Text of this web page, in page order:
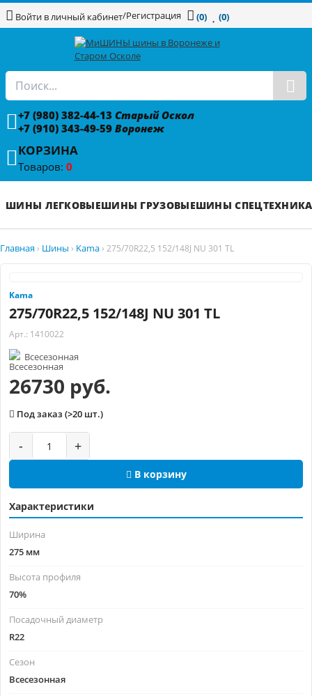
Войти в личный кабинет/Регистрация (0) (0)
+7 (980) 382-44-13 Старый Оскол
+7 (910) 343-49-59 Воронеж
КОРЗИНА
Товаров: 0
ШИНЫ ЛЕГКОВЫЕШИНЫ ГРУЗОВЫЕШИНЫ СПЕЦТЕХНИКА
Главная › Шины › Kama › 275/70R22,5 152/148J NU 301 TL
Kama
275/70R22,5 152/148J NU 301 TL
Арт.: 1410022
Всесезонная
26730 руб.
Под заказ (>20 шт.)
- +
В корзину
Характеристики
Ширина
275 мм
Высота профиля
70%
Посадочный диаметр
R22
Сезон
Всесезонная